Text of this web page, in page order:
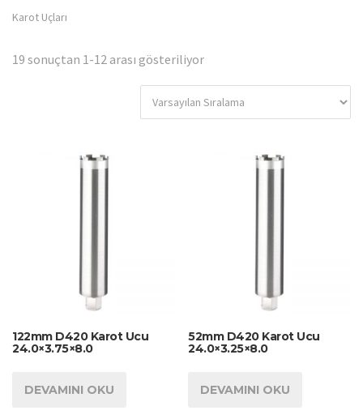
Karot Uçları
19 sonuçtan 1-12 arası gösteriliyor
122mm D420 Karot Ucu
24.0×3.75×8.0
DEVAMINI OKU
52mm D420 Karot Ucu
24.0×3.25×8.0
DEVAMINI OKU